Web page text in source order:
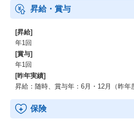
昇給・賞与
[昇給]
年1回
[賞与]
年1回
[昨年実績]
昇給：随時、賞与年：6月・12月（昨年
保険